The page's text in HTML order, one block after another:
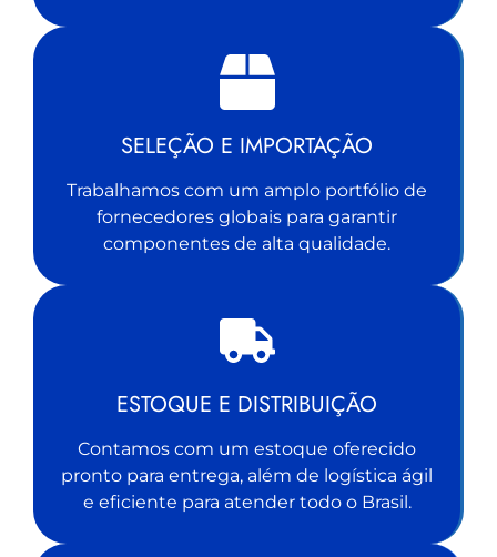
SELEÇÃO E IMPORTAÇÃO
Trabalhamos com um amplo portfólio de
fornecedores globais para garantir
componentes de alta qualidade.
ESTOQUE E DISTRIBUIÇÃO
Contamos com um estoque oferecido
pronto para entrega, além de logística ágil
e eficiente para atender todo o Brasil.